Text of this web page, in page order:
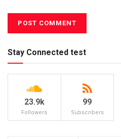
Stay Connected test
23.9k
Followers
99
Subscribers